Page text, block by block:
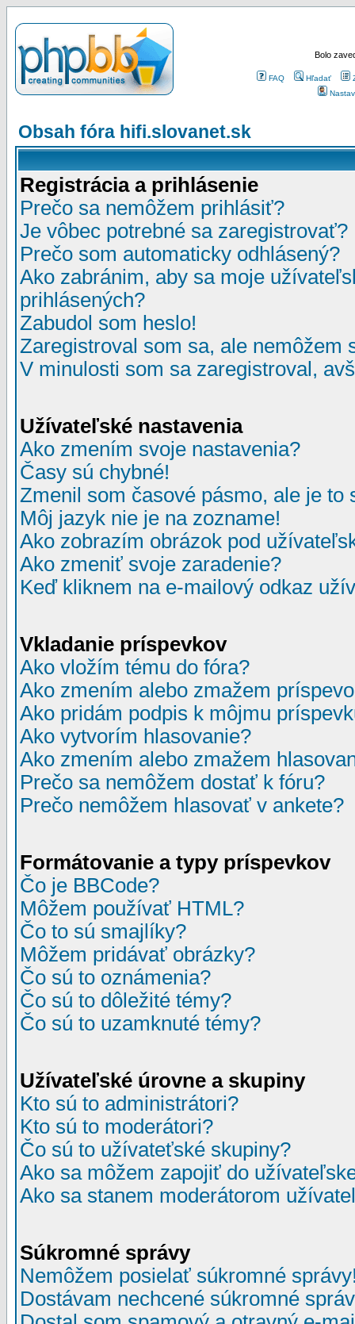
Bolo
FAQ Hľadať
Obsah fóra hifi.slovanet.sk
Registrácia a prihlásenie
Prečo sa nemôžem prihlásiť?
Je vôbec potrebné sa zaregistrovať?
Prečo som automaticky odhlásený?
Ako zabránim, aby sa moje
prihlásených?
Zabudol som heslo!
Zaregistroval som sa, ale nemôžem
V minulosti som sa zaregistroval,
Užívateľské nastavenia
Ako zmením svoje nastavenia?
Časy sú chybné!
Zmenil som časové pásmo, ale je to
Môj jazyk nie je na zozname!
Ako zobrazím obrázok pod
Ako zmeniť svoje zaradenie?
Keď kliknem na e-mailový odkaz
Vkladanie príspevkov
Ako vložím tému do fóra?
Ako zmením alebo zmažem
Ako pridám podpis k môjmu
Ako vytvorím hlasovanie?
Ako zmením alebo zmažem
Prečo sa nemôžem dostať k fóru?
Prečo nemôžem hlasovať v ankete?
Formátovanie a typy príspevkov
Čo je BBCode?
Môžem používať HTML?
Čo to sú smajlíky?
Môžem pridávať obrázky?
Čo sú to oznámenia?
Čo sú to dôležité témy?
Čo sú to uzamknuté témy?
Užívateľské úrovne a skupiny
Kto sú to administrátori?
Kto sú to moderátori?
Čo sú to užívateťské skupiny?
Ako sa môžem zapojiť do
Ako sa stanem moderátorom
Súkromné správy
Nemôžem posielať súkromné
Dostávam nechcené súkromné